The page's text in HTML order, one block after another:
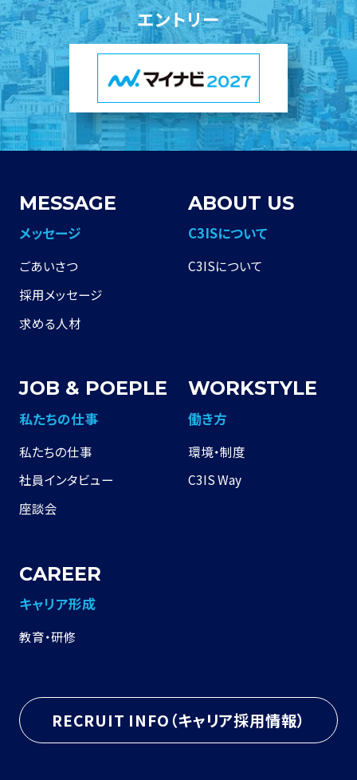
エントリー
MESSAGE
メッセージ
ごあいさつ
採用メッセージ
求める人材
ABOUT US
C3ISについて
C3ISについて
JOB & POEPLE
私たちの仕事
私たちの仕事
社員インタビュー
座談会
WORKSTYLE
働き⽅
環境・制度
C3IS Way
CAREER
キャリア形成
教育・研修
RECRUIT INFO（キャリア採用情報）